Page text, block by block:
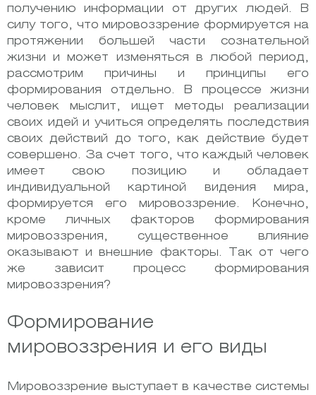
получению информации от других людей. В
силу того, что мировоззрение формируется на
протяжении большей части сознательной
жизни и может изменяться в любой период,
рассмотрим причины и принципы его
формирования отдельно. В процессе жизни
человек мыслит, ищет методы реализации
своих идей и учиться определять последствия
своих действий до того, как действие будет
совершено. За счет того, что каждый человек
имеет свою позицию и обладает
индивидуальной картиной видения мира,
формируется его мировоззрение. Конечно,
кроме личных факторов формирования
мировоззрения, существенное влияние
оказывают и внешние факторы. Так от чего
же зависит процесс формирования
мировоззрения?
Формирование
мировоззрения и его виды
Мировоззрение выступает в качестве системы